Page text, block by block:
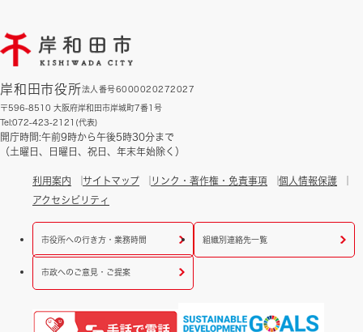
岸和田市役所法人番号6000020272027
〒596-8510 大阪府岸和田市岸城町7番1号
Tel:072-423-2121(代表)
開庁時間:午前9時から午後5時30分まで
（土曜日、日曜日、祝日、年末年始除く）
利用案内 サイトマップ リンク・著作権・免責事項
個人情報保護
アクセシビリティ
市役所への行き方・業務時間 組織別連絡先一覧
市政へのご意見・ご提案